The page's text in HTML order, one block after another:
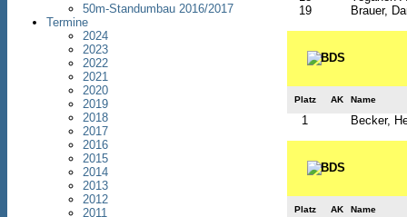
50m-Standumbau 2016/2017
Termine
2024
2023
2022
2021
2020
2019
2018
2017
2016
2015
2014
2013
2012
2011
19
Brauer,
Platz AK Name
1 Becker,
Platz AK Name